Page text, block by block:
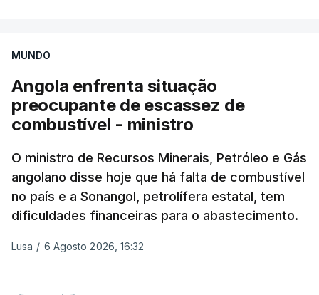
MUNDO
Angola enfrenta situação
preocupante de escassez de
combustível - ministro
O ministro de Recursos Minerais, Petróleo e Gás
angolano disse hoje que há falta de combustível
no país e a Sonangol, petrolífera estatal, tem
dificuldades financeiras para o abastecimento.
Lusa / 6 Agosto 2026, 16:32